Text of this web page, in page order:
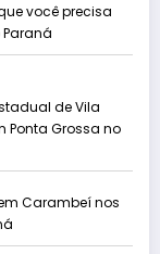
você precisa
de Vila
Ponta Grossa no
Carambeí nos